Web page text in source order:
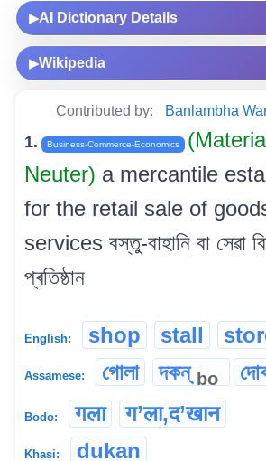
▶AI Dictionary Details
▶Wikipedia
Contributed by: Banlambha
1. Business-Commerce-Economics
Neuter) a mercantile
for the retail sale of
services বস্তু-বাহানি বা সেৱা
প্ৰতিষ্ঠান
English: shop stall
Assamese: গোলা দকন্ bo
Bodo: गला ग’ला,द’खान
Khasi: dukan